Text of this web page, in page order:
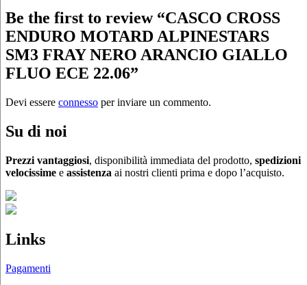
Be the first to review “CASCO CROSS
ENDURO MOTARD ALPINESTARS
SM3 FRAY NERO ARANCIO GIALLO
FLUO ECE 22.06”
Devi essere connesso per inviare un commento.
Su di noi
Prezzi vantaggiosi, disponibilità immediata del prodotto, spedizioni
velocissime e assistenza ai nostri clienti prima e dopo l’acquisto.
Links
Pagamenti